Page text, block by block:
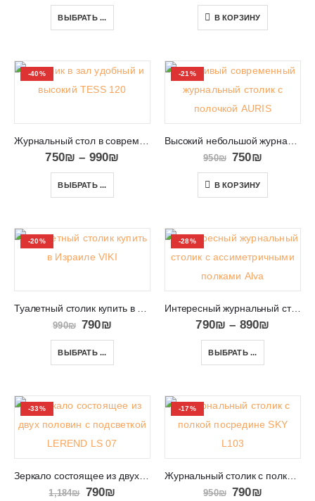
ВЫБРАТЬ ... В КОРЗИНУ
-40%
750₪ – 990₪
ВЫБРАТЬ ...
-21%
950₪ 750₪
В КОРЗИНУ
-20%
990₪ 790₪
ВЫБРАТЬ ...
-28%
Интересный журнальный столик с ассиметричными полками Alva
790₪ – 890₪
ВЫБРАТЬ ...
-33%
Зеркало состоящее из двух половин с подсветкой LEREND LS 07
1,184₪ 790₪
-17%
Журнальный столик с полкой посредине SKY L103
950₪ 790₪